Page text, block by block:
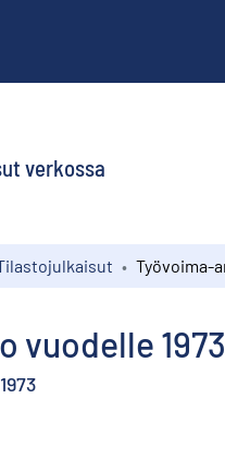
verkossa
vuodelle 1973